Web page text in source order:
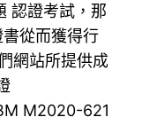
認證考試，那
從而獲得行
網站所提供成
M2020-621